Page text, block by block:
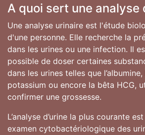
A quoi sert une analyse
Une analyse urinaire est l'étude
d'une personne. Elle recherche la
dans les urines ou une infection. Il
possible de doser certaines
dans les urines telles que
potassium ou encore la bêta HCG,
confirmer une grossesse.
L’analyse d’urine la plus courante est
examen cytobactériologique des